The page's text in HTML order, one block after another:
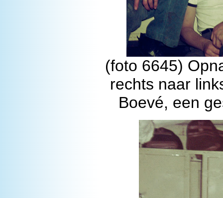
(foto 6645)
rechts naar
Boevé, een